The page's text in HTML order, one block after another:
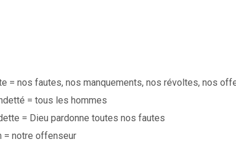
= nos fautes, nos manquements, nos révoltes, nos
= tous les hommes
= Dieu pardonne toutes nos fautes
= notre offenseur